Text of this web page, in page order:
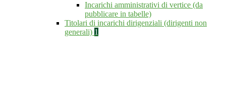
Incarichi amministrativi di vertice (da
pubblicare in tabelle)
Titolari di incarichi dirigenziali (dirigenti non
generali) 1